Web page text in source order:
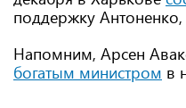
поддержку Антоненко,
Напомним, Арсен
богатым министром в